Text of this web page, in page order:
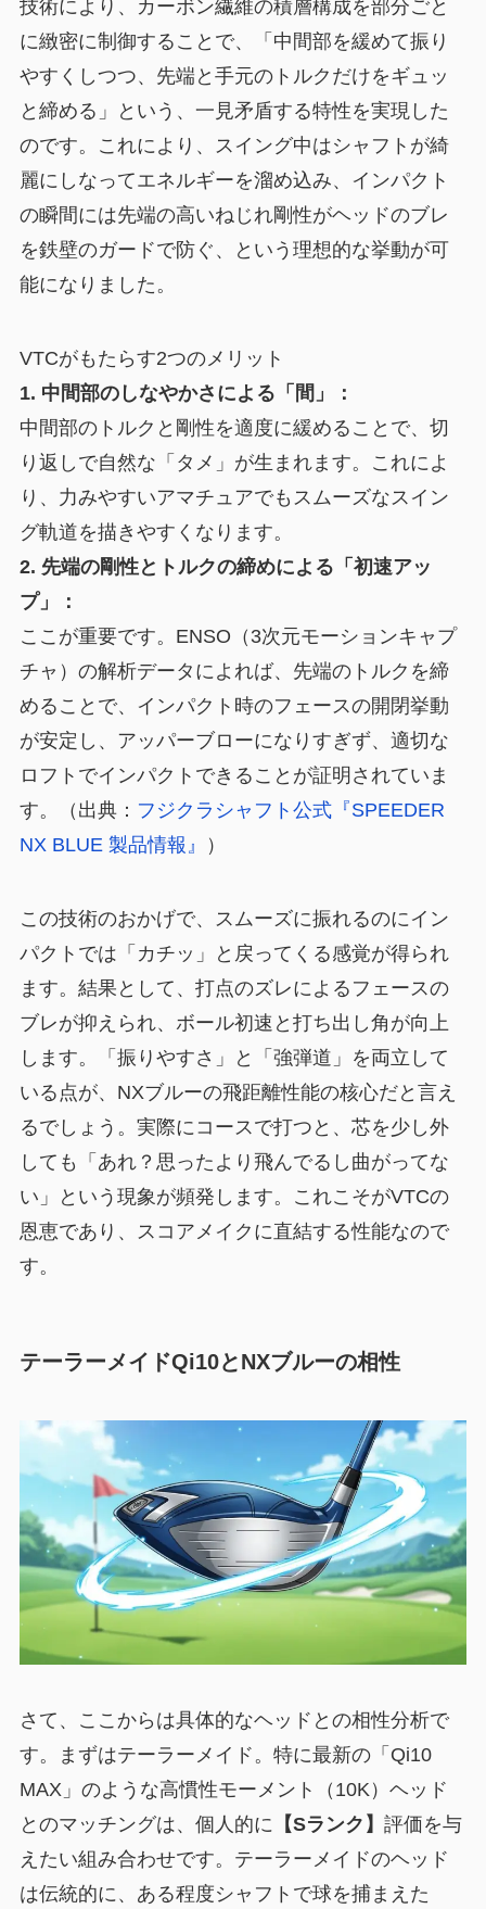
技術により、カーボン繊維の積層構成を部分ごと
に緻密に制御することで、「中間部を緩めて振り
やすくしつつ、先端と手元のトルクだけをギュッ
と締める」という、一見矛盾する特性を実現した
のです。これにより、スイング中はシャフトが綺
麗にしなってエネルギーを溜め込み、インパクト
の瞬間には先端の高いねじれ剛性がヘッドのブレ
を鉄壁のガードで防ぐ、という理想的な挙動が可
能になりました。
VTCがもたらす2つのメリット
1. 中間部のしなやかさによる「間」：
中間部のトルクと剛性を適度に緩めることで、切
り返しで自然な「タメ」が生まれます。これによ
り、力みやすいアマチュアでもスムーズなスイン
グ軌道を描きやすくなります。
2. 先端の剛性とトルクの締めによる「初速アッ
プ」：
ここが重要です。ENSO（3次元モーションキャプ
チャ）の解析データによれば、先端のトルクを締
めることで、インパクト時のフェースの開閉挙動
が安定し、アッパーブローになりすぎず、適切な
ロフトでインパクトできることが証明されていま
す。（出典： フジクラシャフト公式『SPEEDER
NX BLUE 製品情報』
）
この技術のおかげで、スムーズに振れるのにイン
パクトでは「カチッ」と戻ってくる感覚が得られ
ます。結果として、打点のズレによるフェースの
ブレが抑えられ、ボール初速と打ち出し角が向上
します。「振りやすさ」と「強弾道」を両立して
いる点が、NXブルーの飛距離性能の核心だと言え
るでしょう。実際にコースで打つと、芯を少し外
しても「あれ？思ったより飛んでるし曲がってな
い」という現象が頻発します。これこそがVTCの
恩恵であり、スコアメイクに直結する性能なので
す。
テーラーメイドQi10とNXブルーの相性
さて、ここからは具体的なヘッドとの相性分析で
す。まずはテーラーメイド。特に最新の「Qi10
MAX」のような高慣性モーメント（10K）ヘッド
とのマッチングは、個人的に 【Sランク】 評価を与
えたい組み合わせです。テーラーメイドのヘッド
は伝統的に、ある程度シャフトで球を捕まえた